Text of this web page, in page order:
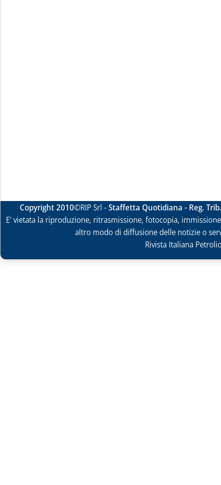
Copyright 2010©RIP Srl -Staffetta Quotidiana - Reg.
E' vietata la riproduzione, ritrasmissione, fotocopia,
altro modo di diffusione delle notizie o
Rivista Italiana